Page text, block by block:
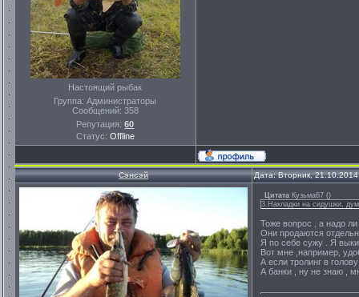
Настоящий рыбак
Группа: Администраторы
Сообщений: 358
Репутация:60
Статус: Offline
Сэнсэй Дата: Вторник,
Цитата Кузьма67 ()
3.Накладки на сидушки,
Тоже вопрос , а надо ли
Они продаются
Я по себе сужу . Я
Вот мне ,например,
А если тролинг в
А банки , ну не знаю ,